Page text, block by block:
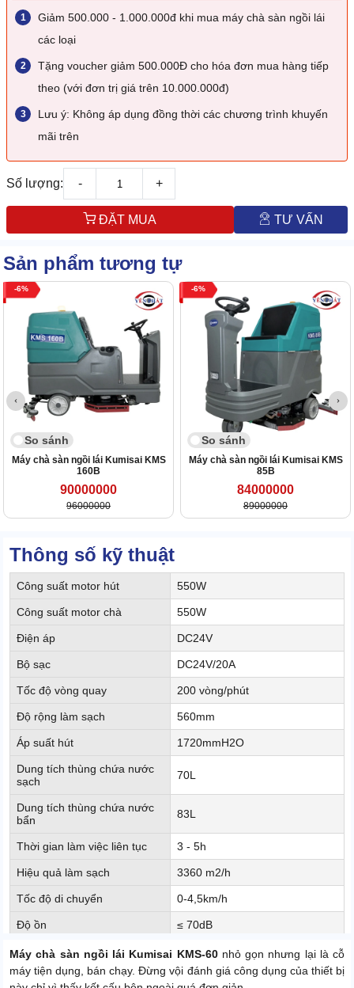
Giảm 500.000 - 1.000.000đ khi mua máy chà sàn ngồi lái
các loại
Tặng voucher giảm 500.000Đ cho hóa đơn mua hàng tiếp
theo (với đơn trị giá trên 10.000.000đ)
Lưu ý: Không áp dụng đồng thời các chương trình khuyến
mãi trên
Số lượng: - +
ĐẶT MUA TƯ VẤN
Sản phẩm tương tự
6
So sánh
Máy chà sàn ngồi lái Kumisai KMS
160B
90000000
96000000
6
So sánh
Máy chà sàn ngồi lái Kumisai KMS
85B
84000000
89000000
Thông số kỹ thuật
Công suất motor hút 550W
Công suất motor chà 550W
Điện áp DC24V
Bộ sạc DC24V/20A
Tốc độ vòng quay 200 vòng/phút
Độ rộng làm sạch 560mm
Áp suất hút 1720mmH2O
Dung tích thùng chứa nước
sạch
70L
Dung tích thùng chứa nước
bẩn
83L
Thời gian làm việc liên tục 3 - 5h
Hiệu quả làm sạch 3360 m2/h
Tốc độ di chuyển 0-4,5km/h
Độ ồn ≤ 70dB
Động cơ di chuyển 400W
Khả năng leo dốc tối đa 10%
Máy chà sàn ngồi lái Kumisai KMS-60nhỏ gọn nhưng lại là cỗ
máy tiện dụng, bán chạy. Đừng vội đánh giá công dụng của thiết bị